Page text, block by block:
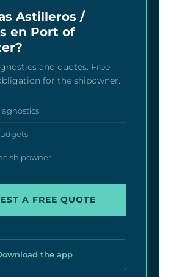
Astilleros /
en Port of
and quotes. Free
for the shipowner.
shipowner
A FREE QUOTE
the app